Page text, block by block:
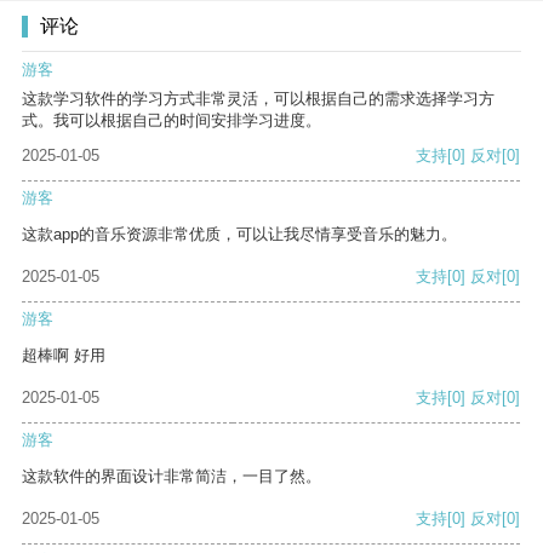
评论
游客
这款学习软件的学习方式非常灵活，可以根据自己的需求选择学习方
式。我可以根据自己的时间安排学习进度。
2025-01-05
支持[0] 反对[0]
游客
这款app的音乐资源非常优质，可以让我尽情享受音乐的魅力。
2025-01-05 支持[0] 反对[0]
游客
超棒啊 好用
2025-01-05 支持[0] 反对[0]
游客
这款软件的界面设计非常简洁，一目了然。
2025-01-05 支持[0] 反对[0]